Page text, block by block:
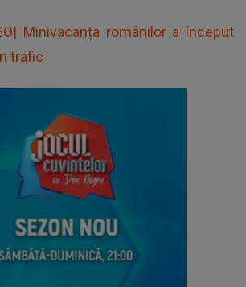
Minivacanța românilor a început
trafic